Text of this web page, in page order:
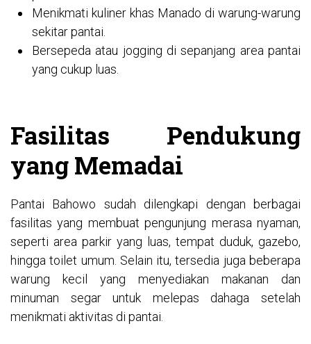
Menikmati kuliner khas Manado di warung-warung
sekitar pantai.
Bersepeda atau jogging di sepanjang area pantai
yang cukup luas.
Fasilitas Pendukung
yang Memadai
Pantai Bahowo sudah dilengkapi dengan berbagai
fasilitas yang membuat pengunjung merasa nyaman,
seperti area parkir yang luas, tempat duduk, gazebo,
hingga toilet umum. Selain itu, tersedia juga beberapa
warung kecil yang menyediakan makanan dan
minuman segar untuk melepas dahaga setelah
menikmati aktivitas di pantai.